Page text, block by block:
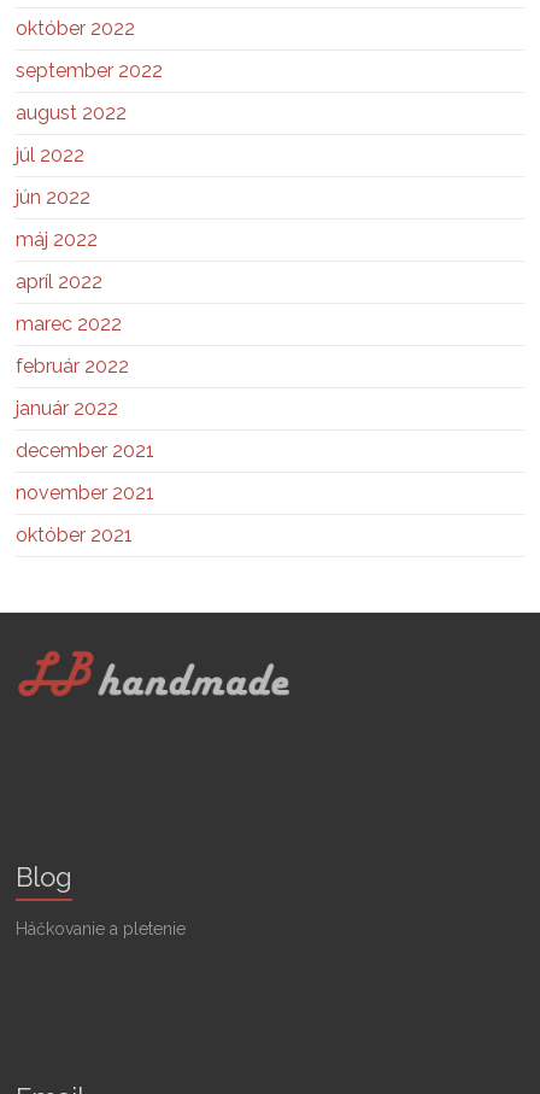
október 2022
september 2022
august 2022
júl 2022
jún 2022
máj 2022
apríl 2022
marec 2022
február 2022
január 2022
december 2021
november 2021
október 2021
Blog
Háčkovanie a pletenie